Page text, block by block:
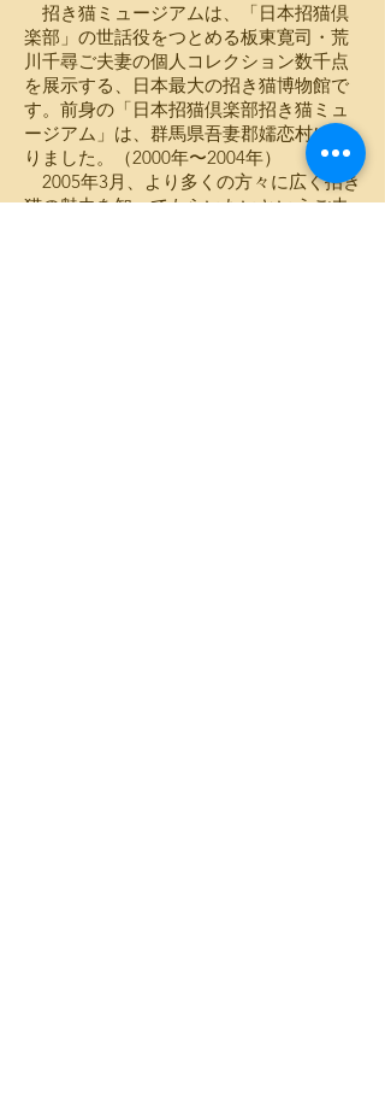
招き猫ミュージアムは、「日本招猫倶
楽部」の世話役をつとめる板東寛司・荒
川千尋ご夫妻の個人コレクション数千点
を展示する、日本最大の招き猫博物館で
す。前身の「日本招猫倶楽部招き猫ミュ
ージアム」は、群馬県吾妻郡嬬恋村にあ
りました。（2000年〜2004年）
2005年3月、より多くの方々に広く招き
猫の魅力を知ってもらいたいというご夫